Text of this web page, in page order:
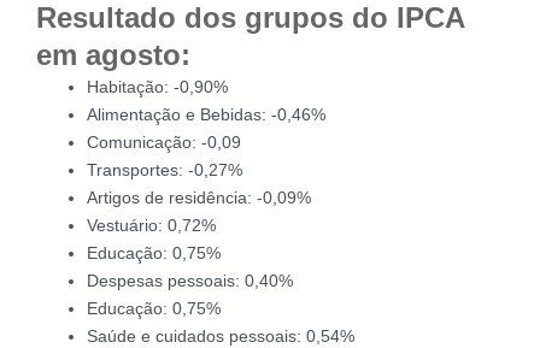
Resultado dos grupos do IPCA
em agosto:
Habitação: -0,90%
Alimentação e Bebidas: -0,46%
Comunicação: -0,09
Transportes: -0,27%
Artigos de residência: -0,09%
Vestuário: 0,72%
Educação: 0,75%
Despesas pessoais: 0,40%
Educação: 0,75%
Saúde e cuidados pessoais: 0,54%